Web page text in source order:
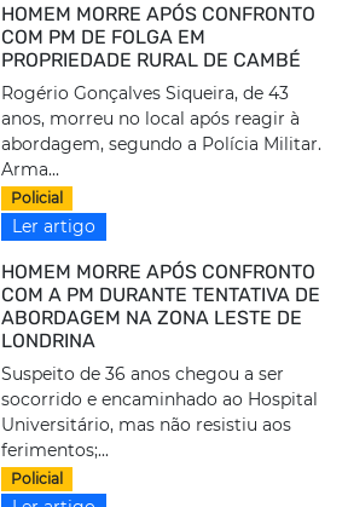
HOMEM MORRE APÓS CONFRONTO
COM PM DE FOLGA EM
PROPRIEDADE RURAL DE CAMBÉ
Rogério Gonçalves Siqueira, de 43
anos, morreu no local após reagir à
abordagem, segundo a Polícia Militar.
Arma...
Policial
Ler artigo
HOMEM MORRE APÓS CONFRONTO
COM A PM DURANTE TENTATIVA DE
ABORDAGEM NA ZONA LESTE DE
LONDRINA
Suspeito de 36 anos chegou a ser
socorrido e encaminhado ao Hospital
Universitário, mas não resistiu aos
ferimentos;...
Policial